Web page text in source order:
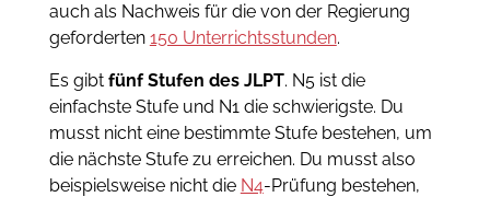
auch als Nachweis für die von der Regierung
geforderten 150 Unterrichtsstunden.
Es gibtfünf Stufen des JLPT. N5 ist die
einfachste Stufe und N1 die schwierigste. Du
musst nicht eine bestimmte Stufe bestehen, um
die nächste Stufe zu erreichen. Du musst also
beispielsweise nicht die N4-Prüfung bestehen,